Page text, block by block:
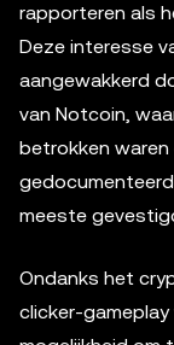
rapporteren als
Deze interesse
aangewakkerd
van Notcoin,
betrokken
meeste
Ondanks het
clicker-